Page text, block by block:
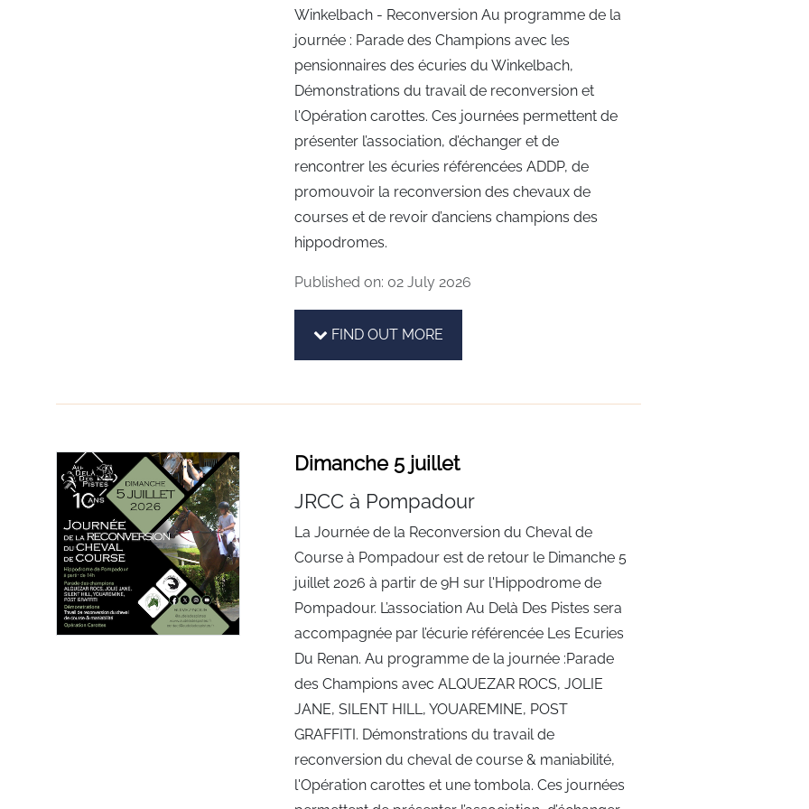
Winkelbach - Reconversion Au programme de la
journée : Parade des Champions avec les
pensionnaires des écuries du Winkelbach,
Démonstrations du travail de reconversion et
l'Opération carottes. Ces journées permettent de
présenter l’association, d’échanger et de
rencontrer les écuries référencées ADDP, de
promouvoir la reconversion des chevaux de
courses et de revoir d’anciens champions des
hippodromes.
Published on: 02 July 2026
FIND OUT MORE
Dimanche 5 juillet
JRCC à Pompadour
La Journée de la Reconversion du Cheval de
Course à Pompadour est de retour le Dimanche 5
juillet 2026 à partir de 9H sur l'Hippodrome de
Pompadour. L’association Au Delà Des Pistes sera
accompagnée par l’écurie référencée Les Ecuries
Du Renan. Au programme de la journée :Parade
des Champions avec ALQUEZAR ROCS, JOLIE
JANE, SILENT HILL, YOUAREMINE, POST
GRAFFITI. Démonstrations du travail de
reconversion du cheval de course & maniabilité,
l'Opération carottes et une tombola. Ces journées